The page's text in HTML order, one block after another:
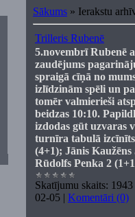
Sākums » Ierakstu
Trilleris Rubenē
5.novembrī Rubenē
zaudējums
spraigā cīņā no
izlīdzinām spēli un
tomēr valmierieši
beidzas 10:10.
izdodas gūt uzvaras
turnīra tabulā
(4+1); Jānis
Rūdolfs Penka 2
Skatījumu skaits: 1943
02-05 | Komentāri (0)